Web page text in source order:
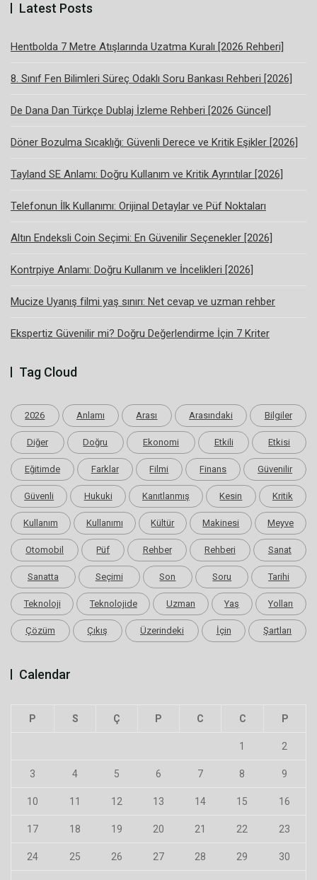
Latest Posts
Hentbolda 7 Metre Atışlarında Uzatma Kuralı [2026 Rehberi]
8. Sınıf Fen Bilimleri Süreç Odaklı Soru Bankası Rehberi [2026]
De Dana Dan Türkçe Dublaj İzleme Rehberi [2026 Güncel]
Döner Bozulma Sıcaklığı: Güvenli Derece ve Kritik Eşikler [2026]
Tayland SE Anlamı: Doğru Kullanım ve Kritik Ayrıntılar [2026]
Telefonun İlk Kullanımı: Orijinal Detaylar ve Püf Noktaları
Altın Endeksli Coin Seçimi: En Güvenilir Seçenekler [2026]
Kontrpiye Anlamı: Doğru Kullanım ve İncelikleri [2026]
Mucize Uyanış filmi yaş sınırı: Net cevap ve uzman rehber
Ekspertiz Güvenilir mi? Doğru Değerlendirme İçin 7 Kriter
Tag Cloud
2026 Anlamı Arası Arasındaki Bilgiler
Diğer Doğru Ekonomi Etkili Etkisi
Eğitimde Farklar Filmi Finans Güvenilir
Güvenli Hukuki Kanıtlanmış Kesin Kritik
Kullanım Kullanımı Kültür Makinesi Meyve
Otomobil Püf Rehber Rehberi Sanat
Sanatta Seçimi Son Soru Tarihi
Teknoloji Teknolojide Uzman Yaş Yolları
Çözüm Çıkış Üzerindeki İçin Şartları
Calendar
P S Ç P C C P
1 2
3 4 5 6 7 8 9
10 11 12 13 14 15 16
17 18 19 20 21 22 23
24 25 26 27 28 29 30